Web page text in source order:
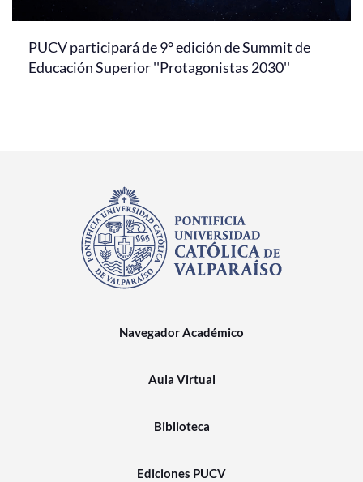
PUCV participará de 9° edición de Summit de
Educación Superior ''Protagonistas 2030''
Navegador Académico
Aula Virtual
Biblioteca
Ediciones PUCV